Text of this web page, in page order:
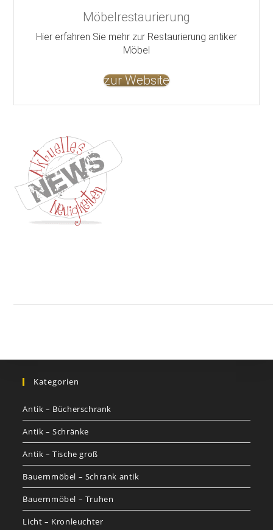
Möbelrestaurierung
Hier erfahren Sie mehr zur Restaurierung antiker
Möbel
zur Website
Kategorien
Antik – Bücherschrank
Antik – Schränke
Antik – Tische groß
Bauernmöbel – Schrank antik
Bauernmöbel – Truhen
Licht – Kronleuchter